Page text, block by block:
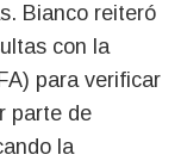
Bianco reiteró
con la
para verificar
parte de
la